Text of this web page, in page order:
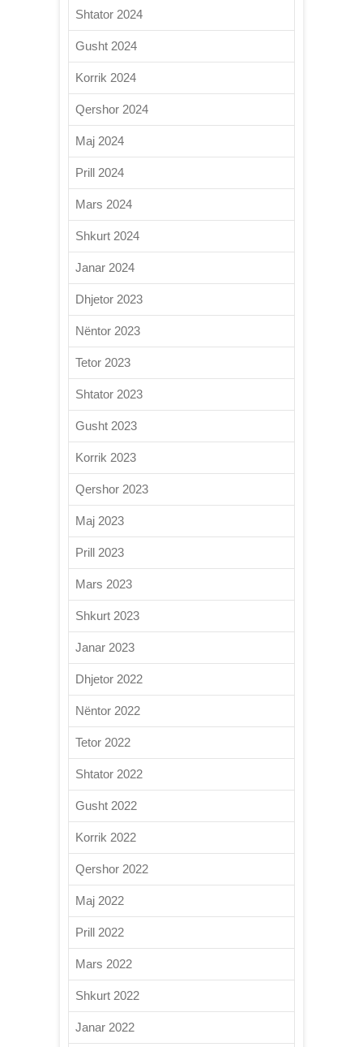
Shtator 2024
Gusht 2024
Korrik 2024
Qershor 2024
Maj 2024
Prill 2024
Mars 2024
Shkurt 2024
Janar 2024
Dhjetor 2023
Nëntor 2023
Tetor 2023
Shtator 2023
Gusht 2023
Korrik 2023
Qershor 2023
Maj 2023
Prill 2023
Mars 2023
Shkurt 2023
Janar 2023
Dhjetor 2022
Nëntor 2022
Tetor 2022
Shtator 2022
Gusht 2022
Korrik 2022
Qershor 2022
Maj 2022
Prill 2022
Mars 2022
Shkurt 2022
Janar 2022